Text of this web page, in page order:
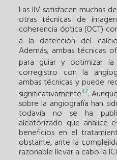
Las IIV satisfacen muchas
otras técnicas de
coherencia óptica (OCT)
a la detección del
Además, ambas técnicas
para guiar y optimizar
corregistro con la
ambas técnicas y puede
significativamente32.
sobre la angiografía han
todavía no se ha
aleatorizado que analice
beneficios en el
obstante, ante la
razonable llevar a cabo la